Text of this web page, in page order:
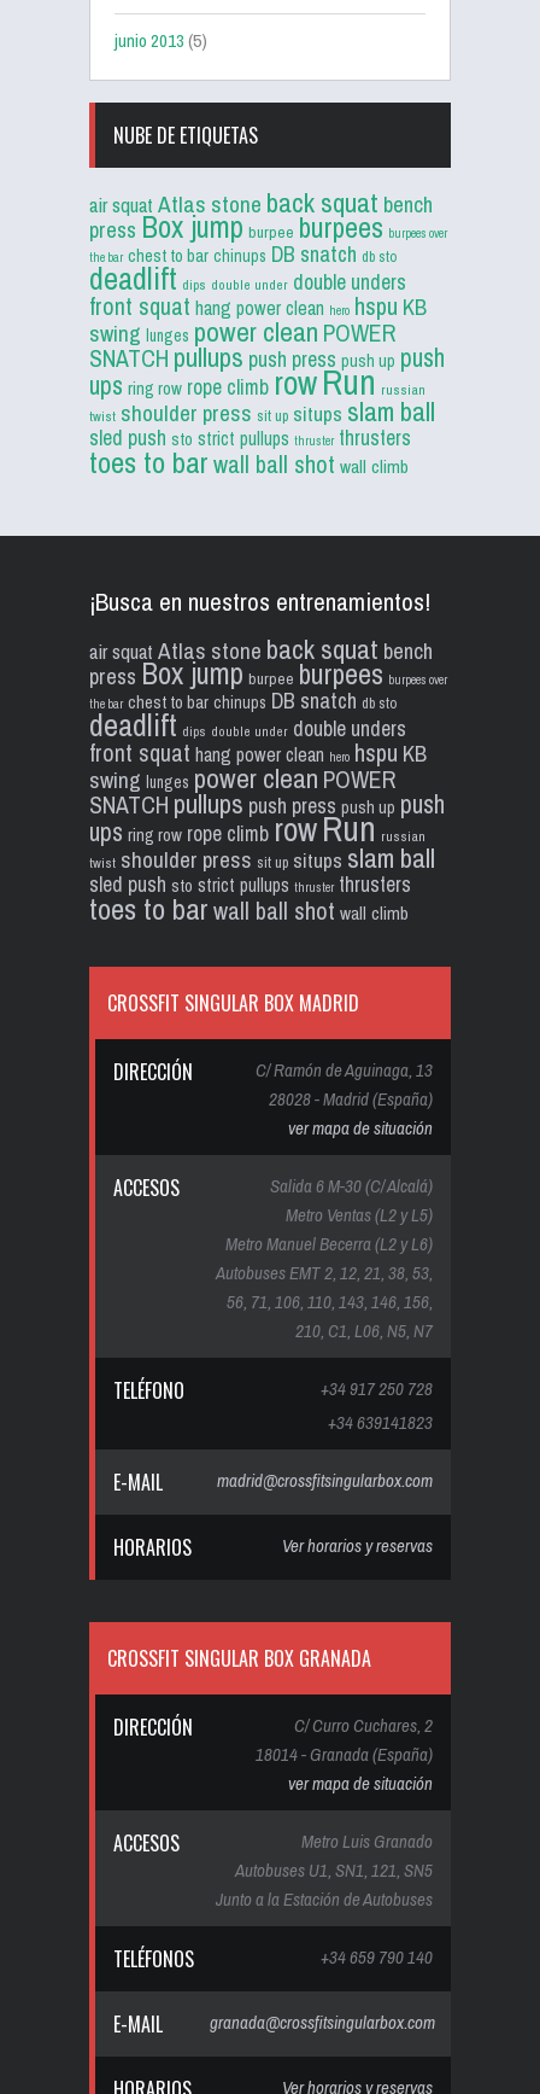
junio 2013(5)
NUBE DE ETIQUETAS
air squat Atlas stone back squat bench
press Box jump burpee burpees burpees over
the bar chest to bar chinups DB snatch db sto
deadlift dips double under double unders
front squat hang power clean hero hspu KB
swing lunges power clean POWER
SNATCH pullups push press push up push
ups ring row rope climb rowRun russian
twist shoulder press sit up situps slam ball
sled push sto strict pullups thruster thrusters
toes to barwall ball shot wall climb
¡Busca en nuestros entrenamientos!
air squat Atlas stone back squat bench
press Box jump burpee burpees burpees over
the bar chest to bar chinups DB snatch db sto
deadlift dips double under double unders
front squat hang power clean hero hspu KB
swing lunges power clean POWER
SNATCH pullups push press push up push
ups ring row rope climb rowRun russian
twist shoulder press sit up situps slam ball
sled push sto strict pullups thruster thrusters
toes to barwall ball shot wall climb
CROSSFIT SINGULAR BOX MADRID
DIRECCIÓN
C/ Ramón de Aguinaga, 13
28028 - Madrid (España)
ver mapa de situación
ACCESOS
Salida 6 M-30 (C/ Alcalá)
Metro Ventas (L2 y L5)
Metro Manuel Becerra (L2 y L6)
Autobuses EMT 2, 12, 21, 38, 53,
56, 71, 106, 110, 143, 146, 156,
210, C1, L06, N5, N7
TELÉFONO
+34 917 250 728
+34 639141823
E-MAIL madrid@crossfitsingularbox.com
HORARIOS Ver horarios y reservas
CROSSFIT SINGULAR BOX GRANADA
DIRECCIÓN
C/ Curro Cuchares, 2
18014 - Granada (España)
ver mapa de situación
ACCESOS
Metro Luis Granado
Autobuses U1, SN1, 121, SN5
Junto a la Estación de Autobuses
TELÉFONOS +34 659 790 140
E-MAIL granada@crossfitsingularbox.com
Ver horarios y reservas